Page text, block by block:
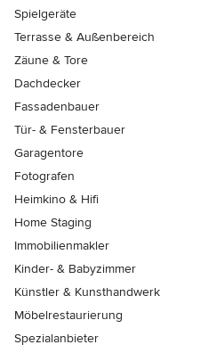
Spielgeräte
Terrasse & Außenbereich
Zäune & Tore
Dachdecker
Fassadenbauer
Tür- & Fensterbauer
Garagentore
Fotografen
Heimkino & Hifi
Home Staging
Immobilienmakler
Kinder- & Babyzimmer
Künstler & Kunsthandwerk
Möbelrestaurierung
Spezialanbieter